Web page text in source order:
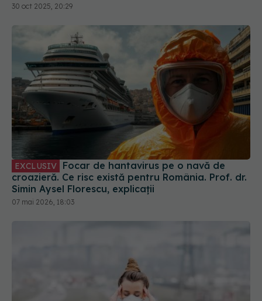
30 oct 2025, 20:29
EXCLUSIV
croazieră. Ce risc există pentru România. Prof. dr.
Simin Aysel Florescu, explicații
07 mai 2026, 18:03